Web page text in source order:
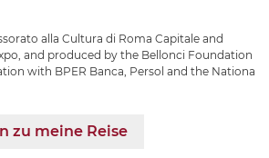
alla Cultura di Roma Capitale and
and produced by the Bellonci Foundation
with BPER Banca, Persol and the Nationa
zu meine Reise